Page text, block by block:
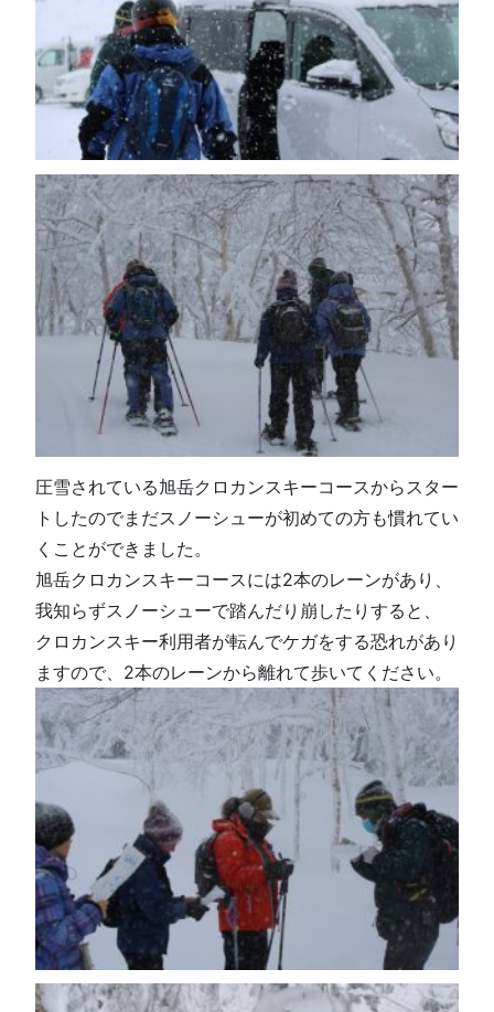
圧雪されている旭岳クロカンスキーコースからスター
トしたのでまだスノーシューが初めての方も慣れてい
くことができました 。
旭岳クロカンスキーコースには2本のレーンがあり、
我知らずスノーシューで踏んだり崩したりすると、
クロカンスキー利用者が転んでケガをする恐れがあり
ますので、2本のレーンから離れて歩いてください。